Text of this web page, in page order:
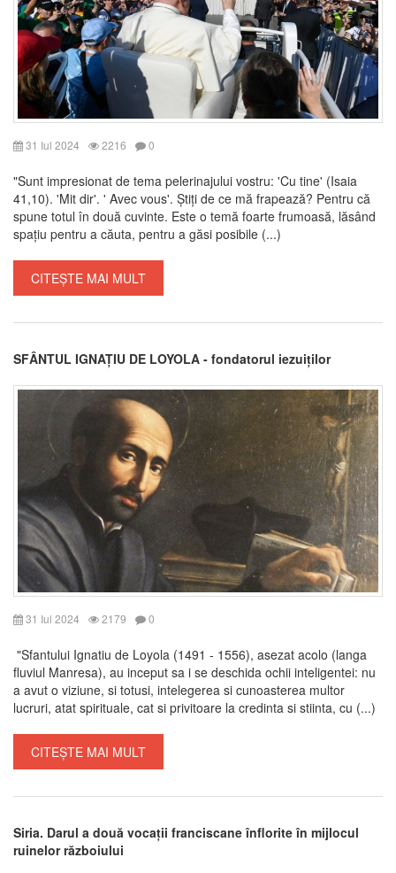
31 Iul 2024 2216 0
"Sunt impresionat de tema pelerinajului vostru: 'Cu tine' (Isaia
41,10). 'Mit dir'. ' Avec vous'. Știți de ce mă frapează? Pentru că
spune totul în două cuvinte. Este o temă foarte frumoasă, lăsând
spațiu pentru a căuta, pentru a găsi posibile (...)
CITEȘTE MAI MULT
SFÂNTUL IGNAȚIU DE LOYOLA - fondatorul iezuiților
31 Iul 2024 2179 0
"Sfantului Ignatiu de Loyola (1491 - 1556), asezat acolo (langa
fluviul Manresa), au inceput sa i se deschida ochii inteligentei: nu
a avut o viziune, si totusi, intelegerea si cunoasterea multor
lucruri, atat spirituale, cat si privitoare la credinta si stiinta, cu (...)
CITEȘTE MAI MULT
Siria. Darul a două vocații franciscane înflorite în mijlocul
ruinelor războiului